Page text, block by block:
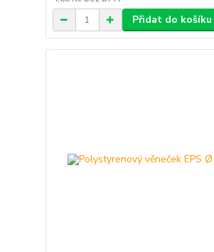
Přidat do košíku